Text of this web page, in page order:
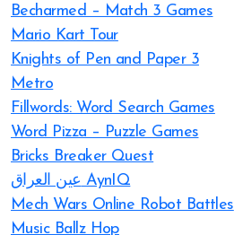
Becharmed – Match 3 Games
Mario Kart Tour
Knights of Pen and Paper 3
Metro
Fillwords: Word Search Games
Word Pizza – Puzzle Games
Bricks Breaker Quest
عين العراق AynIQ
Mech Wars Online Robot Battles
Music Ballz Hop